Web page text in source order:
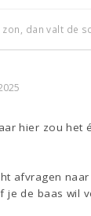
dan valt de
hier zou het
afvragen
je de baas wil